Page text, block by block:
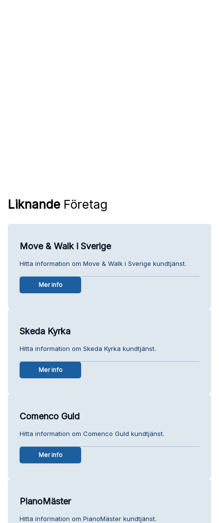
Liknande Företag
Move & Walk i Sverige
Hitta information om Move & Walk i Sverige kundtjänst.
Mer info
Skeda Kyrka
Hitta information om Skeda Kyrka kundtjänst.
Mer info
Comenco Guld
Hitta information om Comenco Guld kundtjänst.
Mer info
PianoMäster
Hitta information om PianoMäster kundtjänst.